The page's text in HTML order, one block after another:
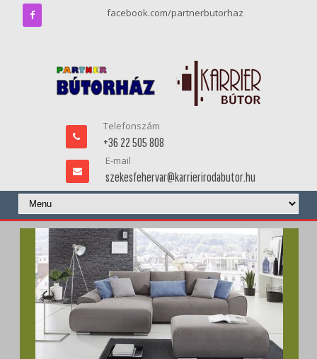
facebook.com/partnerbutorhaz
Telefonszám
+36 22 505 808
E-mail
szekesfehervar@karrierirodabutor.hu